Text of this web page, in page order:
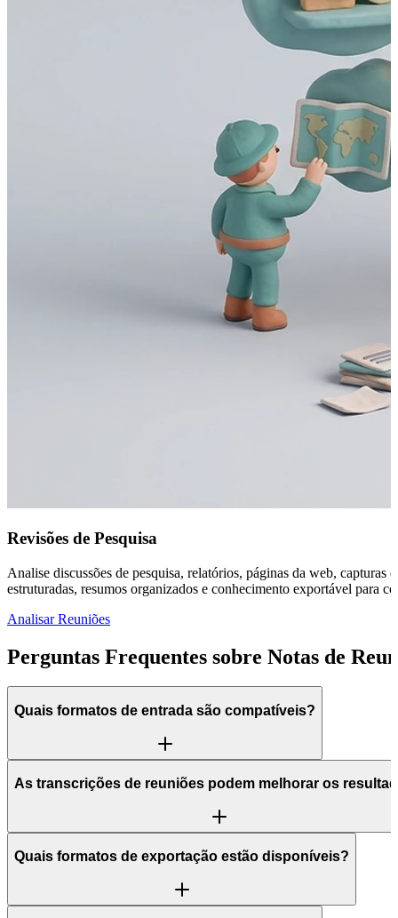
Revisões de Pesquisa
Analise discussões de pesquisa, relatórios, páginas da web,
estruturadas, resumos organizados e conhecimento exportável para
Analisar Reuniões
Perguntas Frequentes sobre Notas de
Quais formatos de entrada são compatíveis?
As transcrições de reuniões podem melhorar os
Quais formatos de exportação estão disponíveis?